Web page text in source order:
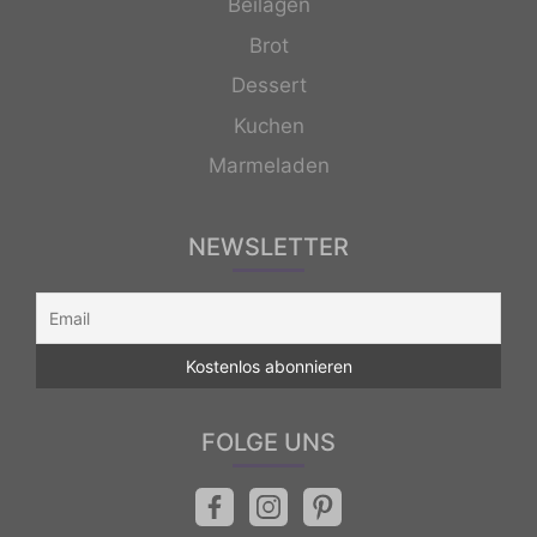
Beilagen
Brot
Dessert
Kuchen
Marmeladen
NEWSLETTER
FOLGE UNS